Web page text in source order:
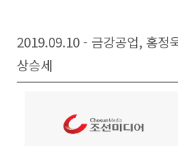
2019.09.10 - 금강공업, 홍정
상승세